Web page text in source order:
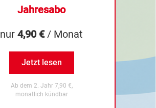
Jahresabo
nur 4,90 €/ Monat
Jetzt lesen
Ab dem 2. Jahr 7,90 €,
monatlich kündbar